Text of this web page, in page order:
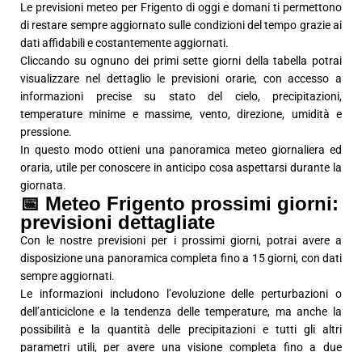
Le previsioni meteo per Frigento di oggi e domani ti permettono
di restare sempre aggiornato sulle condizioni del tempo grazie ai
dati affidabili e costantemente aggiornati.
Cliccando su ognuno dei primi sette giorni della tabella potrai
visualizzare nel dettaglio le previsioni orarie, con accesso a
informazioni precise su stato del cielo, precipitazioni,
temperature minime e massime, vento, direzione, umidità e
pressione.
In questo modo ottieni una panoramica meteo giornaliera ed
oraria, utile per conoscere in anticipo cosa aspettarsi durante la
giornata.
📅 Meteo Frigento prossimi giorni:
previsioni dettagliate
Con le nostre previsioni per i prossimi giorni, potrai avere a
disposizione una panoramica completa fino a 15 giorni, con dati
sempre aggiornati.
Le informazioni includono l’evoluzione delle perturbazioni o
dell’anticiclone e la tendenza delle temperature, ma anche la
possibilità e la quantità delle precipitazioni e tutti gli altri
parametri utili, per avere una visione completa fino a due